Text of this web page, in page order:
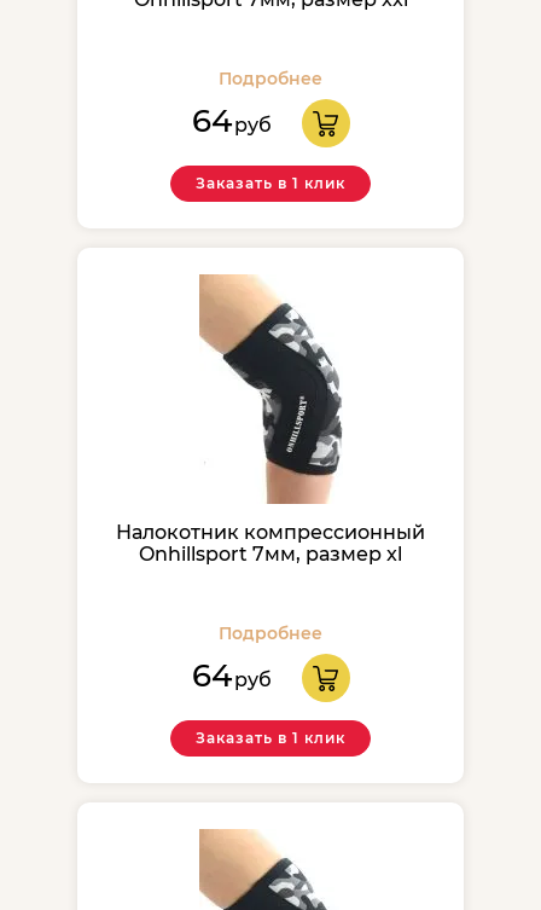
Подробнее
64руб
Заказать в 1 клик
Налокотник компрессионный
Onhillsport 7мм, размер xl
Подробнее
64руб
Заказать в 1 клик